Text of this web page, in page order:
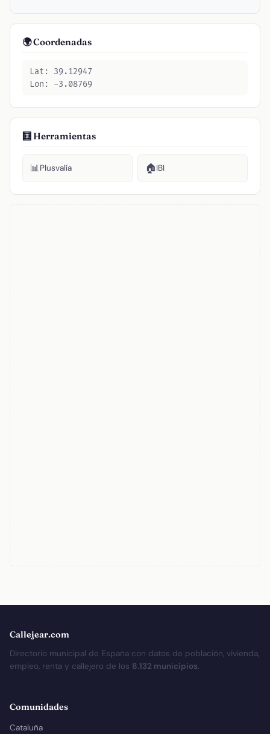
🌍 Coordenadas
Lat: 39.12947
Lon: -3.08769
🧮 Herramientas
📊Plusvalía 🏠IBI
Callejear.com
Directorio municipal de España con datos de población, vivienda,
empleo, renta y callejero de los 8.132 municipios.
Comunidades
Cataluña